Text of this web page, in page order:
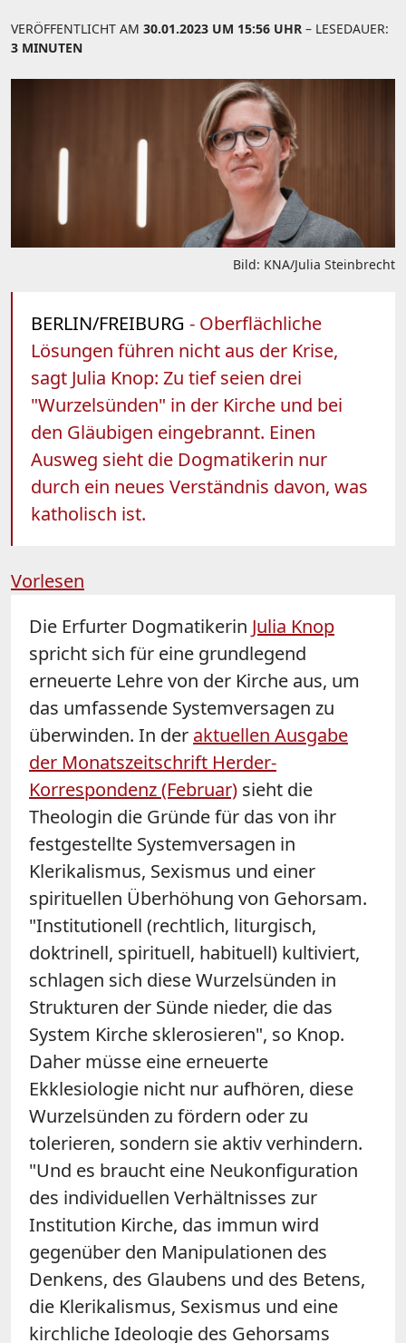
VERÖFFENTLICHT AM 30.01.2023 UM 15:56 UHR – LESEDAUER:
3 MINUTEN
Bild: KNA/Julia Steinbrecht
BERLIN/FREIBURG - Oberflächliche
Lösungen führen nicht aus der Krise,
sagt Julia Knop: Zu tief seien drei
"Wurzelsünden" in der Kirche und bei
den Gläubigen eingebrannt. Einen
Ausweg sieht die Dogmatikerin nur
durch ein neues Verständnis davon, was
katholisch ist.
Vorlesen
Die Erfurter Dogmatikerin Julia Knop
spricht sich für eine grundlegend
erneuerte Lehre von der Kirche aus, um
das umfassende Systemversagen zu
überwinden. In der aktuellen Ausgabe
der Monatszeitschrift Herder-
Korrespondenz (Februar) sieht die
Theologin die Gründe für das von ihr
festgestellte Systemversagen in
Klerikalismus, Sexismus und einer
spirituellen Überhöhung von Gehorsam.
"Institutionell (rechtlich, liturgisch,
doktrinell, spirituell, habituell) kultiviert,
schlagen sich diese Wurzelsünden in
Strukturen der Sünde nieder, die das
System Kirche sklerosieren", so Knop.
Daher müsse eine erneuerte
Ekklesiologie nicht nur aufhören, diese
Wurzelsünden zu fördern oder zu
tolerieren, sondern sie aktiv verhindern.
"Und es braucht eine Neukonfiguration
des individuellen Verhältnisses zur
Institution Kirche, das immun wird
gegenüber den Manipulationen des
Denkens, des Glaubens und des Betens,
die Klerikalismus, Sexismus und eine
kirchliche Ideologie des Gehorsams